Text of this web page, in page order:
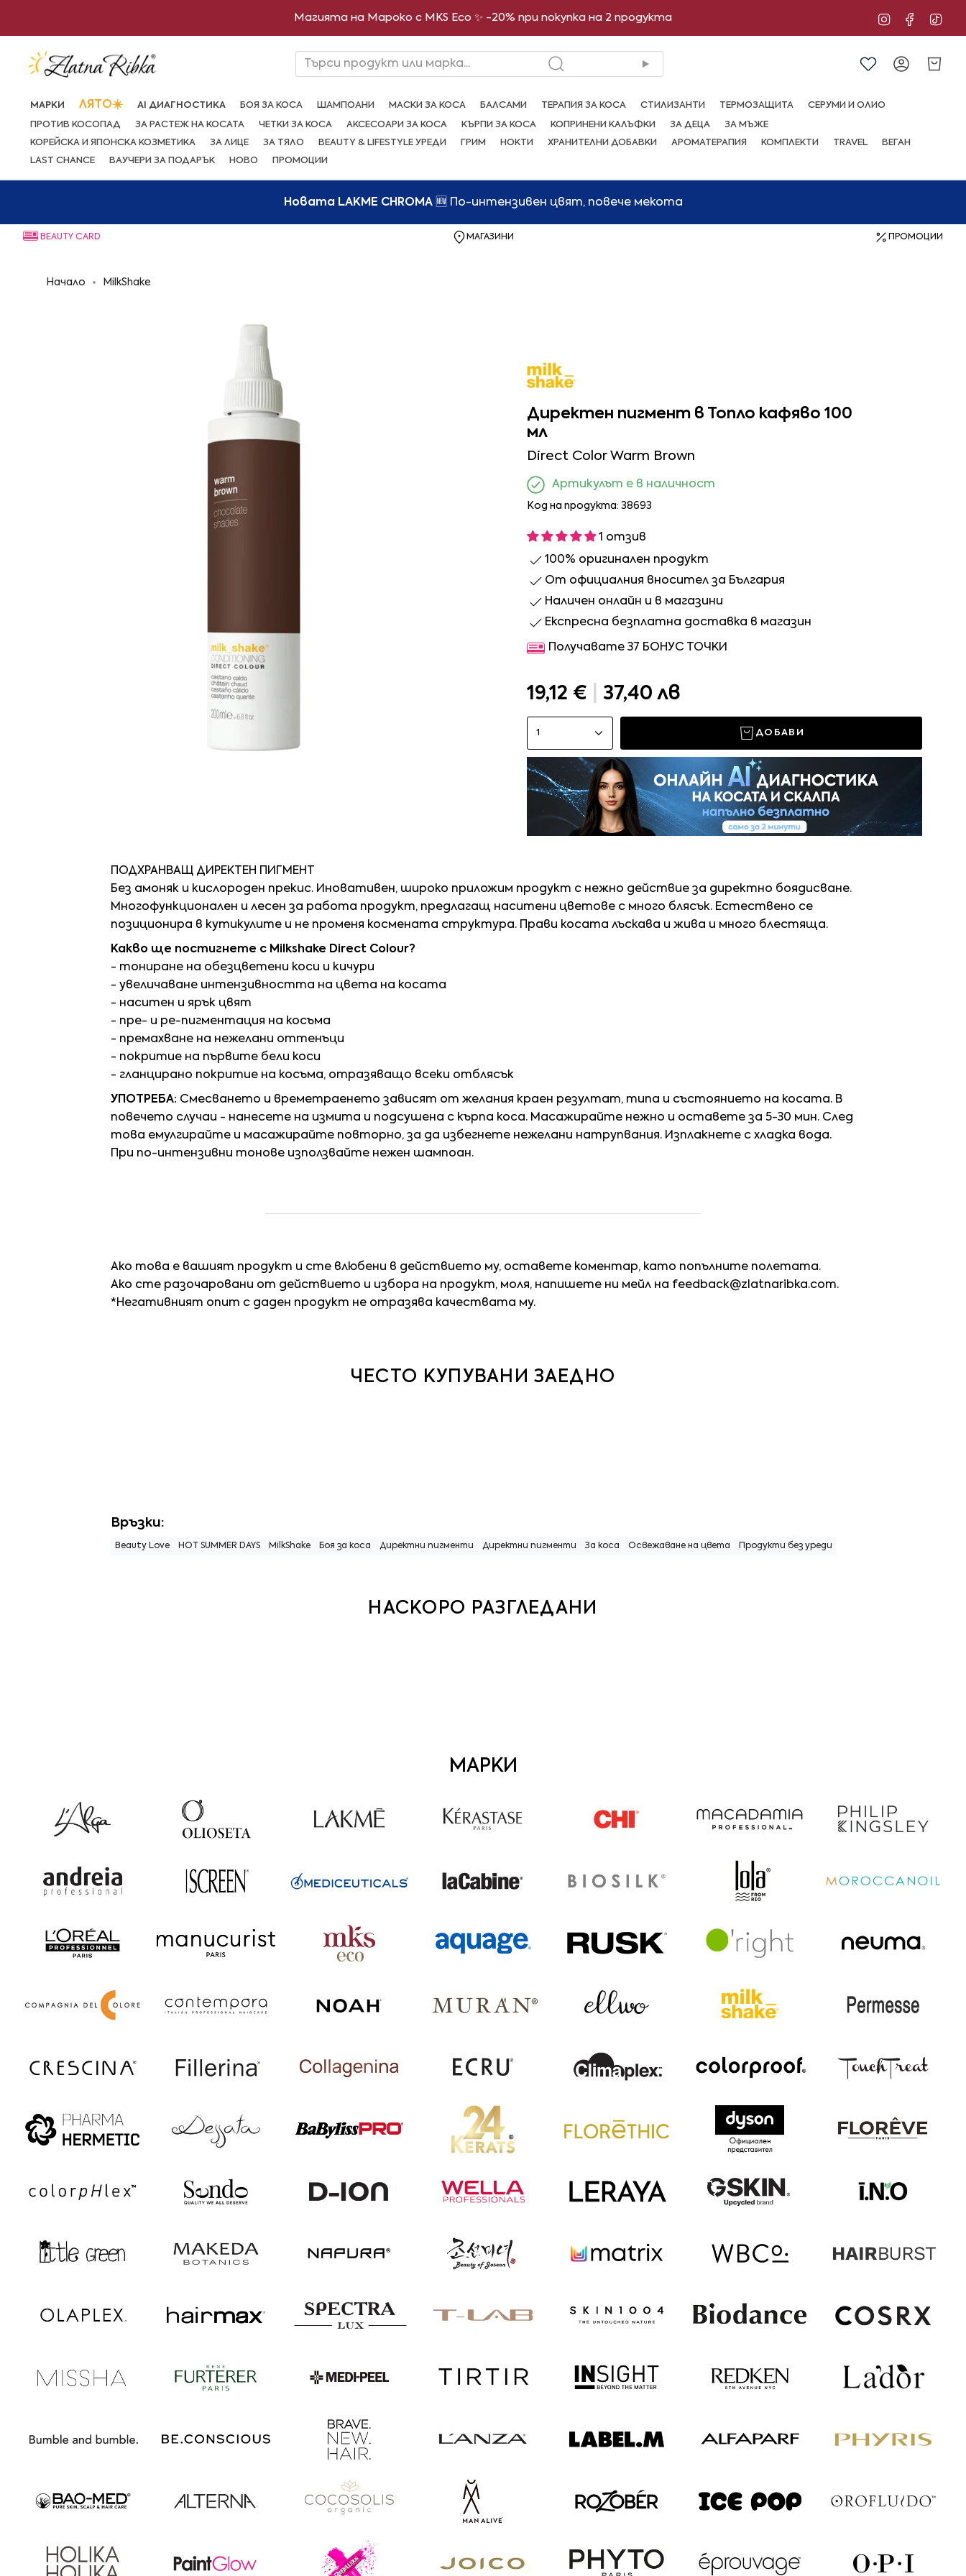
Новата LAKME CHROMA🆕 По-интензивен цвят, повече мекота
Магията на Мароко с MKS Eco ✨ -20% при покупка на 2 продукта Instagram
Търси продукт или марка... Сметка
МАРКИ ЛЯТО☀️ AI ДИАГНОСТИКА БОЯ ЗА КОСА ШАМПОАНИ МАСКИ ЗА КОСА БАЛСАМИ ТЕРАПИЯ ЗА КОСА СТИЛИЗАНТИ ТЕРМОЗАЩИТА СЕРУМИ И ОЛИО
ПРОТИВ КОСОПАД ЗА РАСТЕЖ НА КОСАТА ЧЕТКИ ЗА КОСА АКСЕСОАРИ ЗА КОСА КЪРПИ ЗА КОСА КОПРИНЕНИ КАЛЪФКИ ЗА ДЕЦА
ЗА МЪЖЕ
КОРЕЙСКА И ЯПОНСКА КОЗМЕТИКА
ЗА ЛИЦЕ ЗА ТЯЛО BEAUTY & LIFESTYLE УРЕДИ ГРИМ НОКТИ ХРАНИТЕЛНИ ДОБАВКИ АРОМАТЕРАПИЯ КОМПЛЕКТИ TRAVEL
ВЕГАН
LAST CHANCE
ВАУЧЕРИ ЗА ПОДАРЪК НОВО ПРОМОЦИИ
BEAUTY CARD МАГАЗИНИ ПРОМОЦИИ
Начало MilkShake
Директен пигмент в Топло кафяво 100
мл
Direct Color Warm Brown
Артикулът е в наличност
Код на продукта: 38693
1 отзив
100% оригинален продукт
От официалния вносител за България
Наличен онлайн и в магазини
Експресна безплатна доставка в магазин
Получавате 37 БОНУС ТОЧКИ
19,12 € 37,40 лв
1 ДОБАВИ
ПОДХРАНВАЩ ДИРЕКТЕН ПИГМЕНТ
Без амоняк и кислороден прекис. Иновативен, широко приложим продукт с нежно действие за директно боядисване.
Многофункционален и лесен за работа продукт, предлагащ наситени цветове с много блясък. Естествено се
позиционира в кутикулите и не променя космената структура. Прави косата лъскава и жива и много блестяща.
Какво ще постигнете с Milkshake Direct Colour?
- тониране на обезцветени коси и кичури
- увеличаване интензивността на цвета на косата
- наситен и ярък цвят
- пре- и ре-пигментация на косъма
- премахване на нежелани оттенъци
- покритие на първите бели коси
- гланцирано покритие на косъма, отразяващо всеки отблясък
УПОТРЕБА: Смесването и времетраенето зависят от желания краен резултат, типа и състоянието на косата. В
повечето случаи - нанесете на измита и подсушена с кърпа коса. Масажирайте нежно и оставете за 5-30 мин. След
това емулгирайте и масажирайте повторно, за да избегнете нежелани натрупвания. Изплакнете с хладка вода.
При по-интензивни тонове използвайте нежен шампоан.
Ако това е вашият продукт и сте влюбени в действието му, оставете коментар, като попълните полетата.
Ако сте разочаровани от действието и избора на продукт, моля, напишете ни мейл на feedback@zlatnaribka.com.
*Негативният опит с даден продукт не отразява качествата му.
ЧЕСТО КУПУВАНИ ЗАЕДНО
Връзки:
Beauty Love HOT SUMMER DAYS MilkShake Боя за коса Директни пигменти Директни пигменти За коса Освежаване на цвета Продукти без уреди
НАСКОРО РАЗГЛЕДАНИ
МАРКИ